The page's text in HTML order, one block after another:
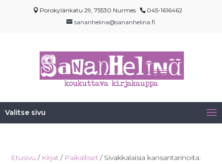
Porokylänkatu 29, 75530 Nurmes
045-1616462
sananhelina@sananhelina.fi
Valitse sivu
Etusivu / Kirjat / Paikalliset / Sivakkalaisia kansantarinoita: